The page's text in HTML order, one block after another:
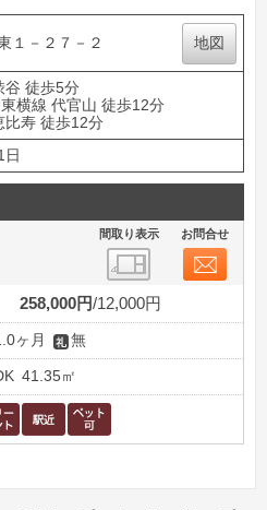
１－２７－２ 地図
谷 徒歩5分
横線 代官山 徒歩12分
比寿 徒歩12分
間取り表示 お問合せ
258,000円 12,000円
ヶ月 無
41.35㎡